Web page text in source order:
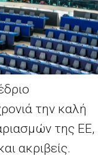
την καλή
της ΕΕ,
ακριβείς.